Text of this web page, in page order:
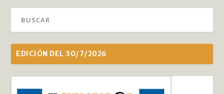
EDICIÓN DEL 30/7/2026